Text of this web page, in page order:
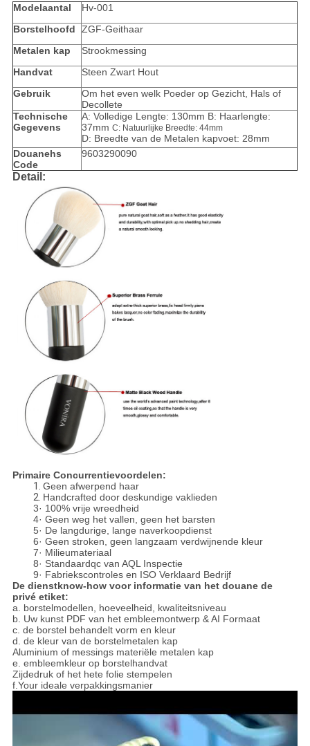
Modelaantal
Hv-001
Borstelhoofd
ZGF-Geithaar
Metalen kap
Strookmessing
Handvat
Steen Zwart Hout
Gebruik
Om het even welk Poeder op Gezicht, Hals of
Decollete
Technische
Gegevens
A: Volledige Lengte: 130mm B: Haarlengte:
37mm C: Natuurlijke Breedte: 44mm
D: Breedte van de Metalen kapvoet: 28mm
Douanehs
Code
9603290090
Detail:
Primaire Concurrentievoordelen:
1. Geen afwerpend haar
2. Handcrafted door deskundige vaklieden
3· 100% vrije wreedheid
4· Geen weg het vallen, geen het barsten
5· De langdurige, lange naverkoopdienst
6· Geen stroken, geen langzaam verdwijnende kleur
7· Milieumateriaal
8· Standaardqc van AQL Inspectie
9· Fabriekscontroles en ISO Verklaard Bedrijf
De dienstknow-how voor informatie van het douane de
privé etiket:
a. borstelmodellen, hoeveelheid, kwaliteitsniveau
b. Uw kunst PDF van het embleemontwerp & AI Formaat
c. de borstel behandelt vorm en kleur
d. de kleur van de borstelmetalen kap
Aluminium of messings materiële metalen kap
e. embleemkleur op borstelhandvat
Zijdedruk of het hete folie stempelen
f.Your ideale verpakkingsmanier